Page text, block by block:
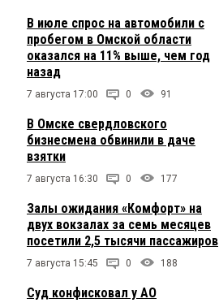
В июле спрос на автомобили с
пробегом в Омской области
оказался на 11% выше, чем год
назад
7 августа 17:00 0 91
В Омске свердловского
бизнесмена обвинили в даче
взятки
7 августа 16:30 0 177
Залы ожидания «Комфорт» на
двух вокзалах за семь месяцев
посетили 2,5 тысячи пассажиров
7 августа 15:45 0 188
Суд конфисковал у АО